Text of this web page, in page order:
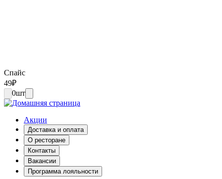
Спайс
49₽
0шт
Акции
Доставка и оплата
О ресторане
Контакты
Вакансии
Программа лояльности